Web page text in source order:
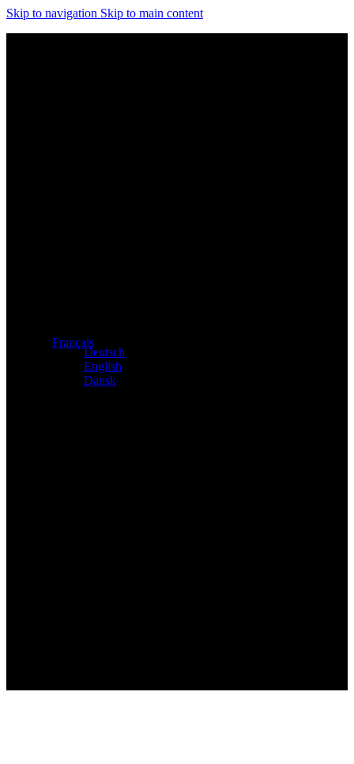
Skip to navigation Skip to main content
Français
Deutsch
English
Dansk